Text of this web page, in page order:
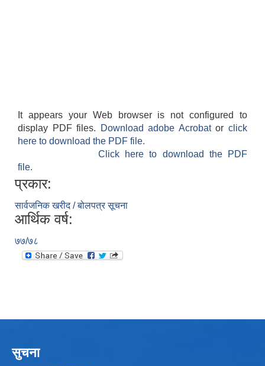
It appears your Web browser is not configured to
display PDF files.
Download adobe Acrobatorclick
here to download the PDF file.
Click here to download the PDF
file.
प्रकार:
सार्वजनिक खरीद / बोलपत्र सूचना
आर्थिक वर्ष:
७७/७८
सुचना